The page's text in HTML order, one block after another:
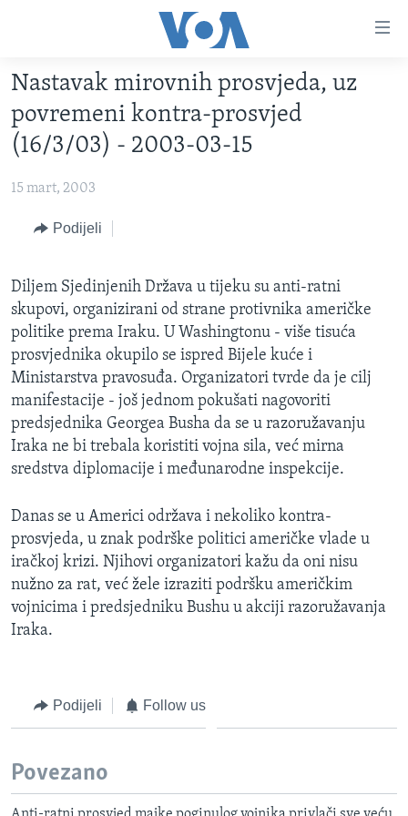
glavni
sadržaj
Pređi
na
glavnu
VIDEO
FOTOGRAFIJE DANA
VIJESTI
SJEDINJENE AMERIČKE DRŽAVE
SVIJET
NAUKA I TEHNOLOGIJA
KORUPCIJA
SLOBODA MEDIJA
ŽENSKA STRANA
IZBJEGLIČKA STRANA
MAGAZIN
O GLASU AMERIKE
Learning English
PRATITE NAS
Jezici
Nastavak mirovnih prosvjeda, uz
povremeni kontra-prosvjed
(16/3/03) - 2003-03-15
15 mart, 2003
Podijeli
Diljem Sjedinjenih Država u tijeku su anti-ratni
skupovi, organizirani od strane protivnika američke
politike prema Iraku. U Washingtonu - više tisuća
prosvjednika okupilo se ispred Bijele kuće i
Ministarstva pravosuđa. Organizatori tvrde da je cilj
manifestacije - još jednom pokušati nagovoriti
predsjednika Georgea Busha da se u razoružavanju
Iraka ne bi trebala koristiti vojna sila, već mirna
sredstva diplomacije i međunarodne inspekcije.
Danas se u Americi održava i nekoliko kontra-
prosvjeda, u znak podrške politici američke vlade u
iračkoj krizi. Njihovi organizatori kažu da oni nisu
nužno za rat, već žele izraziti podršku američkim
vojnicima i predsjedniku Bushu u akciji razoružavanja
Iraka.
Podijeli Follow us
Povezano